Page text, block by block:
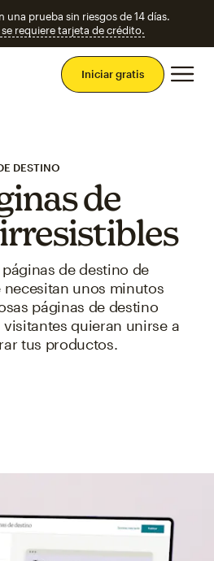
una prueba sin riesgos de 14 días.
se requiere tarjeta de crédito.
Iniciar gratis
DESTINO
de
de destino de
unos minutos
páginas de destino
quieran unirse a
tus productos.